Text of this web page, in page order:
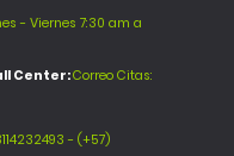
- Viernes 7:30 am a
Center:Correo Citas:
- (+57)